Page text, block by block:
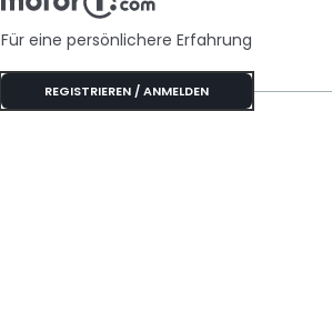
Specials
Für eine persönlichere Erfahrung
REGISTRIEREN / ANMELDEN